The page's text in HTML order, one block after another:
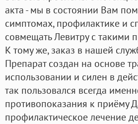
акта - мы в состоянии Вам
симптомах, профилактике и
совмещать Левитру с такими
К тому же, заказ в нашей
Препарат создан на основе
использовании и силен в
так пользовался всегда
противопоказания к приёму
профилактическое лечение